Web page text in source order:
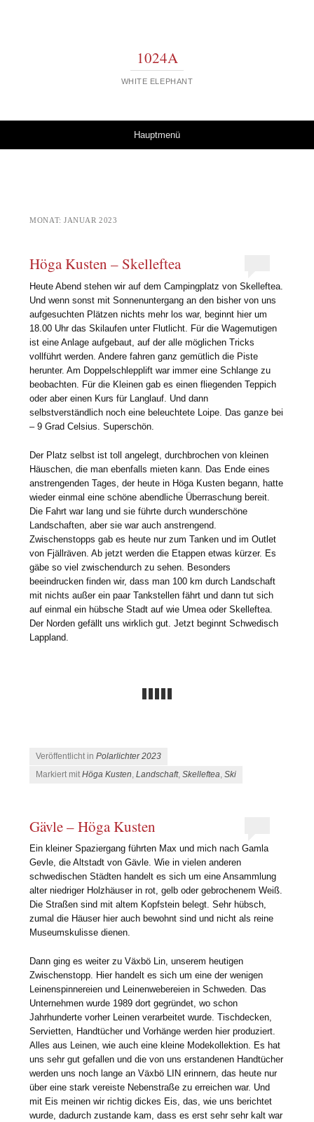
1024A
WHITE ELEPHANT
Hauptmenü
MONAT:JANUAR 2023
Höga Kusten – Skelleftea
Heute Abend stehen wir auf dem Campingplatz von Skelleftea.
Und wenn sonst mit Sonnenuntergang an den bisher von uns
aufgesuchten Plätzen nichts mehr los war, beginnt hier um
18.00 Uhr das Skilaufen unter Flutlicht. Für die Wagemutigen
ist eine Anlage aufgebaut, auf der alle möglichen Tricks
vollführt werden. Andere fahren ganz gemütlich die Piste
herunter. Am Doppelschlepplift war immer eine Schlange zu
beobachten. Für die Kleinen gab es einen fliegenden Teppich
oder aber einen Kurs für Langlauf. Und dann
selbstverständlich noch eine beleuchtete Loipe. Das ganze bei
– 9 Grad Celsius. Superschön.
Der Platz selbst ist toll angelegt, durchbrochen von kleinen
Häuschen, die man ebenfalls mieten kann. Das Ende eines
anstrengenden Tages, der heute in Höga Kusten begann, hatte
wieder einmal eine schöne abendliche Überraschung bereit.
Die Fahrt war lang und sie führte durch wunderschöne
Landschaften, aber sie war auch anstrengend.
Zwischenstopps gab es heute nur zum Tanken und im Outlet
von Fjällräven. Ab jetzt werden die Etappen etwas kürzer. Es
gäbe so viel zwischendurch zu sehen. Besonders
beeindrucken finden wir, dass man 100 km durch Landschaft
mit nichts außer ein paar Tankstellen fährt und dann tut sich
auf einmal ein hübsche Stadt auf wie Umea oder Skelleftea.
Der Norden gefällt uns wirklich gut. Jetzt beginnt Schwedisch
Lappland.
Veröffentlicht inPolarlichter 2023
Markiert mitHöga Kusten,Landschaft,Skelleftea,Ski
Gävle – Höga Kusten
Ein kleiner Spaziergang führten Max und mich nach Gamla
Gevle, die Altstadt von Gävle. Wie in vielen anderen
schwedischen Städten handelt es sich um eine Ansammlung
alter niedriger Holzhäuser in rot, gelb oder gebrochenem Weiß.
Die Straßen sind mit altem Kopfstein belegt. Sehr hübsch,
zumal die Häuser hier auch bewohnt sind und nicht als reine
Museumskulisse dienen.
Dann ging es weiter zu Växbö Lin, unserem heutigen
Zwischenstopp. Hier handelt es sich um eine der wenigen
Leinenspinnereien und Leinenwebereien in Schweden. Das
Unternehmen wurde 1989 dort gegründet, wo schon
Jahrhunderte vorher Leinen verarbeitet wurde. Tischdecken,
Servietten, Handtücher und Vorhänge werden hier produziert.
Alles aus Leinen, wie auch eine kleine Modekollektion. Es hat
uns sehr gut gefallen und die von uns erstandenen Handtücher
werden uns noch lange an Växbö LIN erinnern, das heute nur
über eine stark vereiste Nebenstraße zu erreichen war. Und
mit Eis meinen wir richtig dickes Eis, das, wie uns berichtet
wurde, dadurch zustande kam, dass es erst sehr sehr kalt war